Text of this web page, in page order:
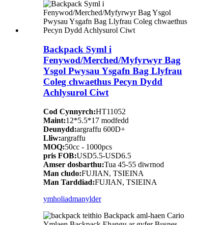
Backpack Syml i
Fenywod/Merched/Myfyrwyr Bag
Ysgol Pwysau Ysgafn Bag Llyfrau
Coleg chwaethus Pecyn Dydd
Achlysurol Ciwt
Cod Cynnyrch:HT11052
Maint:12*5.5*17 modfedd
Deunydd:argraffu 600D+
Lliw:argraffu
MOQ:50cc - 1000pcs
pris FOB:USD5.5-USD6.5
Amser dosbarthu:Tua 45-55 diwrnod
Man cludo:FUJIAN, TSIEINA
Man Tarddiad:FUJIAN, TSIEINA
ymholiadmanylder